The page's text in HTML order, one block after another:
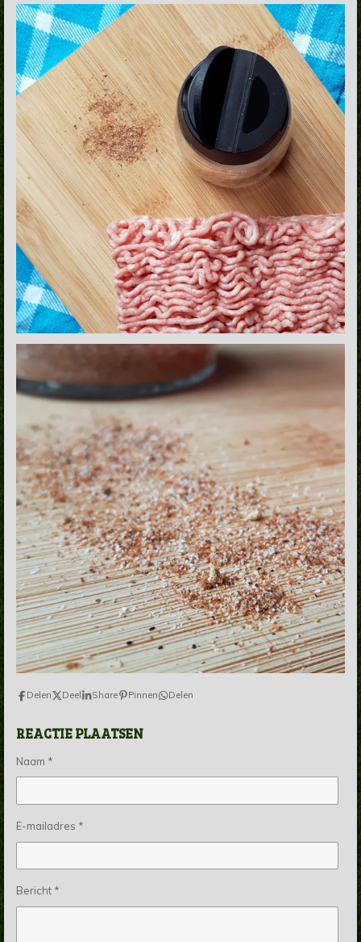
Delen Deel Share Pinnen Delen
REACTIE PLAATSEN
Naam *
E-mailadres *
Bericht *